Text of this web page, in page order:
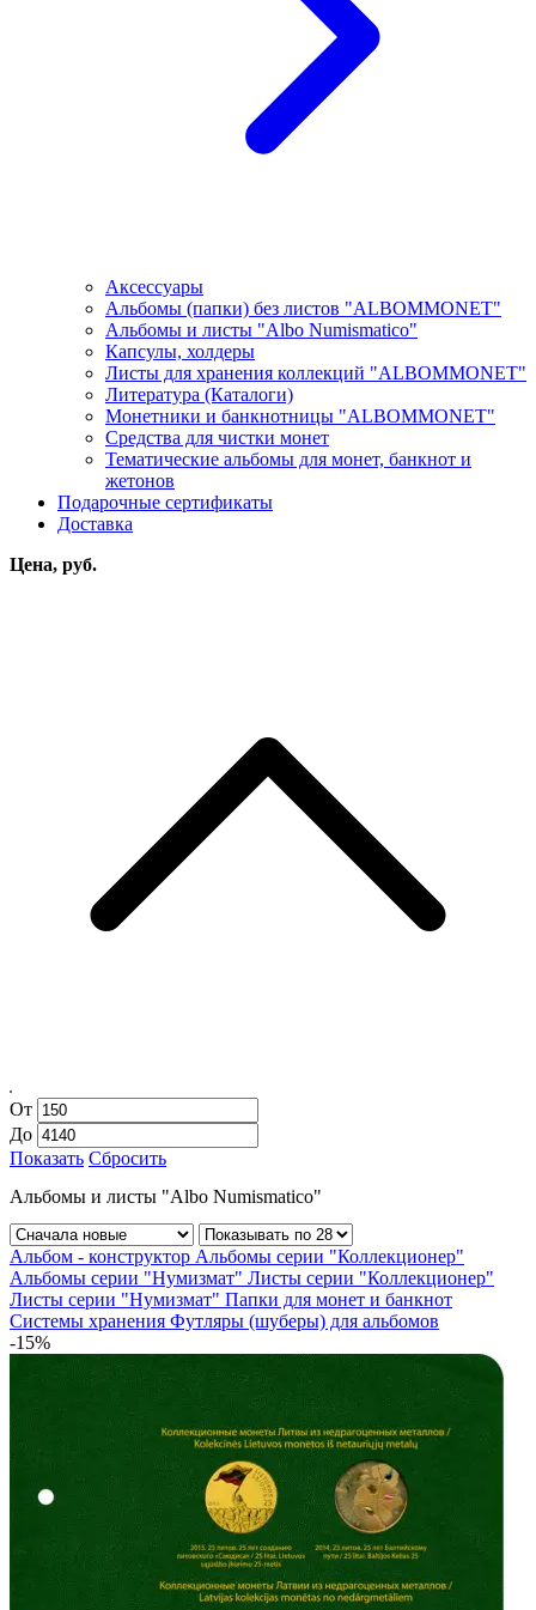
Аксессуары
Альбомы (папки) без листов "ALBOMMONET"
Альбомы и листы "Albo Numismatico"
Капсулы, холдеры
Листы для хранения коллекций "ALBOMMONET"
Литература (Каталоги)
Монетники и банкнотницы "ALBOMMONET"
Средства для чистки монет
Тематические альбомы для монет, банкнот и
жетонов
Подарочные сертификаты
Доставка
Цена, руб.
От
До
Показать Сбросить
Альбомы и листы "Albo Numismatico"
Альбом - конструктор Альбомы серии "Коллекционер"
Альбомы серии "Нумизмат" Листы серии "Коллекционер"
Листы серии "Нумизмат" Папки для монет и банкнот
Системы хранения Футляры (шуберы) для альбомов
-15%